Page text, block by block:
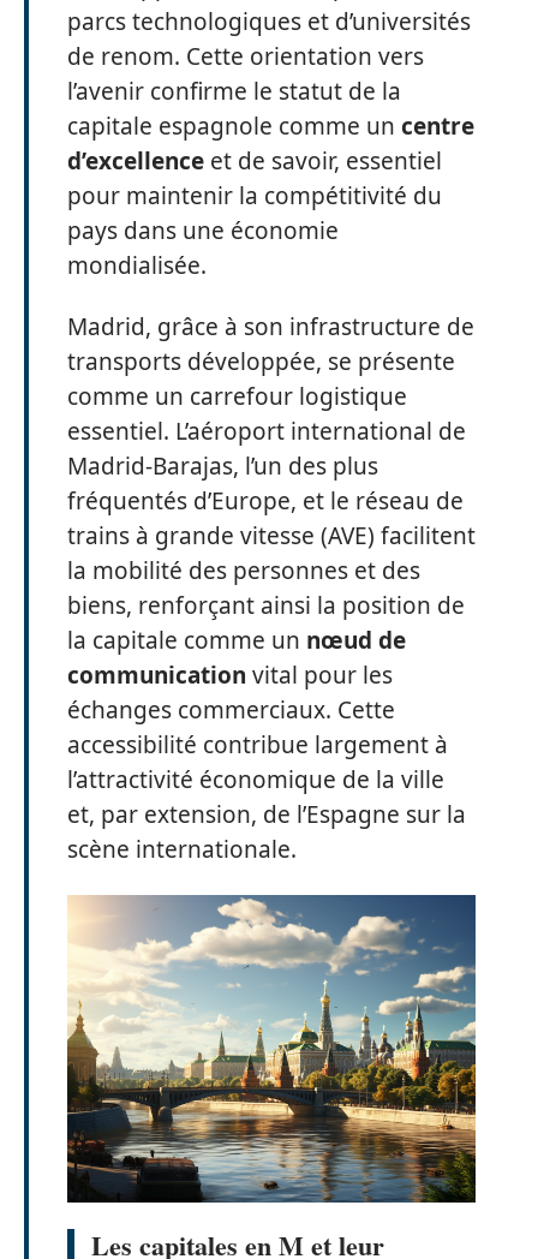
parcs technologiques et d’universités
de renom. Cette orientation vers
l’avenir confirme le statut de la
capitale espagnole comme un centre
d’excellence et de savoir, essentiel
pour maintenir la compétitivité du
pays dans une économie
mondialisée.
Madrid, grâce à son infrastructure de
transports développée, se présente
comme un carrefour logistique
essentiel. L’aéroport international de
Madrid-Barajas, l’un des plus
fréquentés d’Europe, et le réseau de
trains à grande vitesse (AVE) facilitent
la mobilité des personnes et des
biens, renforçant ainsi la position de
la capitale comme un nœud de
communication vital pour les
échanges commerciaux. Cette
accessibilité contribue largement à
l’attractivité économique de la ville
et, par extension, de l’Espagne sur la
scène internationale.
Les capitales en M et leur